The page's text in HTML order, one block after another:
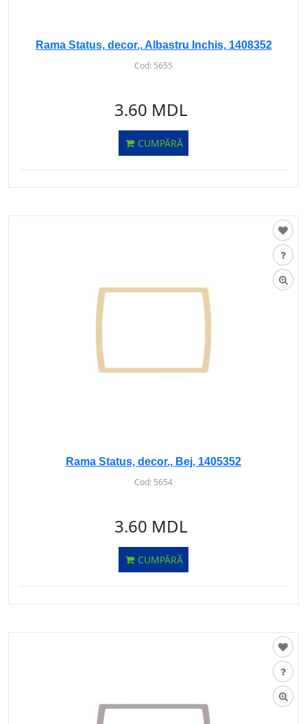
Rama Status, decor., Albastru Inchis, 1408352
Cod: 5655
3.60 MDL
CUMPĂRĂ
Rama Status, decor., Bej, 1405352
Cod: 5654
3.60 MDL
CUMPĂRĂ